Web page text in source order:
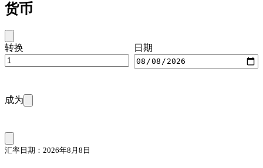
货币
转换 日期
成为
汇率日期：2026年8月8日